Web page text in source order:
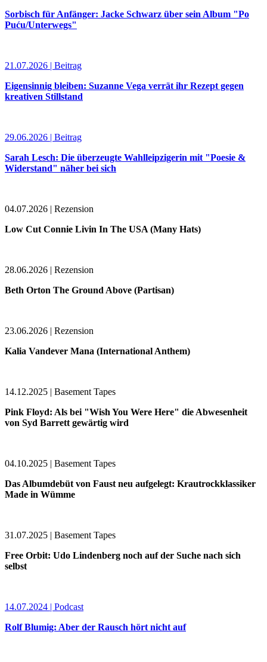
Sorbisch für Anfänger: Jacke Schwarz über sein Album "Po
Puću/Unterwegs"
21.07.2026 | Beitrag
Eigensinnig bleiben: Suzanne Vega verrät ihr Rezept gegen
kreativen Stillstand
29.06.2026 | Beitrag
Sarah Lesch: Die überzeugte Wahlleipzigerin mit "Poesie &
Widerstand" näher bei sich
04.07.2026 | Rezension
Low Cut Connie Livin In The USA (Many Hats)
28.06.2026 | Rezension
Beth Orton The Ground Above (Partisan)
23.06.2026 | Rezension
Kalia Vandever Mana (International Anthem)
14.12.2025 | Basement Tapes
Pink Floyd: Als bei "Wish You Were Here" die Abwesenheit
von Syd Barrett gewärtig wird
04.10.2025 | Basement Tapes
Das Albumdebüt von Faust neu aufgelegt: Krautrockklassiker
Made in Wümme
31.07.2025 | Basement Tapes
Free Orbit: Udo Lindenberg noch auf der Suche nach sich
selbst
14.07.2024 | Podcast
Rolf Blumig: Aber der Rausch hört nicht auf